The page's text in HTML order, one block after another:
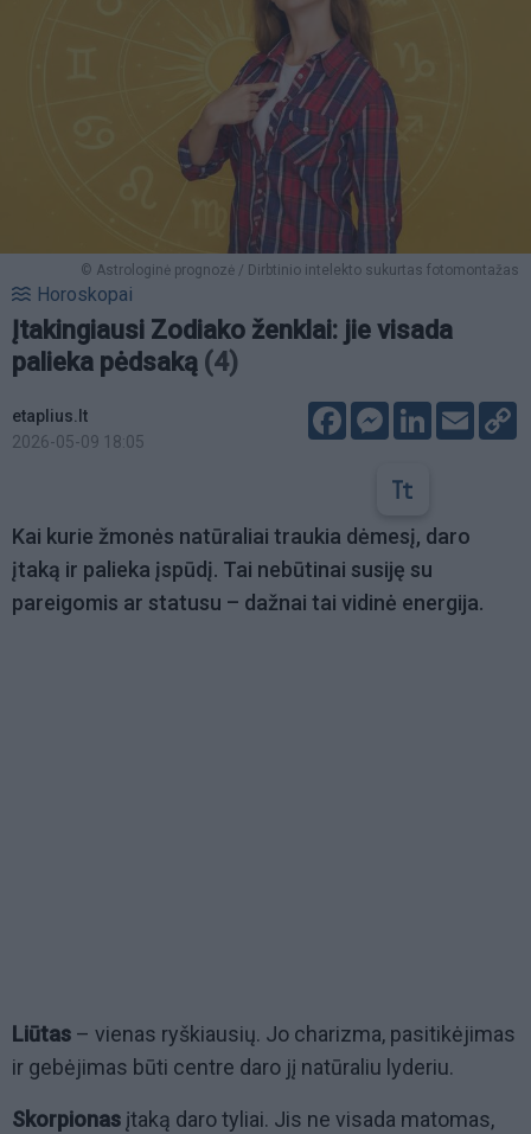
© Astrologinė prognozė / Dirbtinio intelekto sukurtas fotomontažas
Horoskopai
Įtakingiausi Zodiako ženklai: jie visada
palieka pėdsaką (4)
etaplius.lt
2026-05-09 18:05
FacebookMessenger
LinkedIn
Email
Kai kurie žmonės natūraliai traukia dėmesį, daro
įtaką ir palieka įspūdį. Tai nebūtinai susiję su
pareigomis ar statusu – dažnai tai vidinė energija.
Liūtas – vienas ryškiausių. Jo charizma, pasitikėjimas
ir gebėjimas būti centre daro jį natūraliu lyderiu.
Skorpionas įtaką daro tyliai. Jis ne visada matomas,